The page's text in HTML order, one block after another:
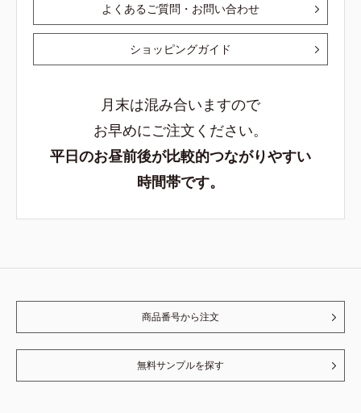
よくあるご質問・お問い合わせ
ショッピングガイド
月末は混み合いますので
お早めにご注文ください。
平日のお昼前後が比較的つながりやすい
時間帯です。
商品番号から注文
無料サンプルを探す